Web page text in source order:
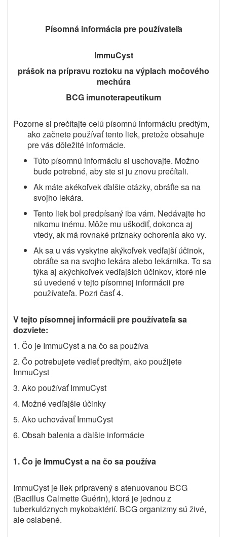
Písomná informácia pre používateľa
ImmuCyst
prášok na prípravu roztoku na výplach močového
mechúra
BCG imunoterapeutikum
Pozorne si prečítajte celú písomnú informáciu predtým,
ako začnete používať tento liek, pretože obsahuje
pre vás dôležité informácie.
Túto písomnú informáciu si uschovajte. Možno
bude potrebné, aby ste si ju znovu prečítali.
Ak máte akékoľvek ďalšie otázky, obráťte sa na
svojho lekára.
Tento liek bol predpísaný iba vám. Nedávajte ho
nikomu inému. Môže mu uškodiť, dokonca aj
vtedy, ak má rovnaké príznaky ochorenia ako vy.
Ak sa u vás vyskytne akýkoľvek vedľajší účinok,
obráťte sa na svojho lekára alebo lekárnika. To sa
týka aj akýchkoľvek vedľajších účinkov, ktoré nie
sú uvedené v tejto písomnej informácii pre
používateľa. Pozri časť 4.
V tejto písomnej informácii pre používateľa sa
dozviete:
1. Čo je ImmuCyst a na čo sa používa
2. Čo potrebujete vedieť predtým, ako použijete
ImmuCyst
3. Ako používať ImmuCyst
4. Možné vedľajšie účinky
5. Ako uchovávať ImmuCyst
6. Obsah balenia a ďalšie informácie
1. Čo je ImmuCyst a na čo sa používa
ImmuCyst je liek pripravený s atenuovanou BCG
(Bacillus Calmette Guérin), ktorá je jednou z
tuberkulóznych mykobaktérií. BCG organizmy sú živé,
ale oslabené.